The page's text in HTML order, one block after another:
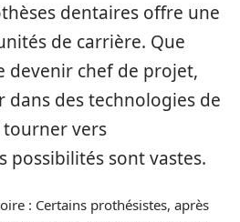
dentaires offre une
de carrière. Que
devenir chef de projet,
dans des technologies de
vers
possibilités sont vastes.
: Certains prothésistes, après